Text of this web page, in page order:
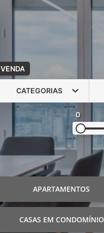
VENDA
CATEGORIAS
0
APARTAMENTOS
CASAS EM CONDOMÍNIO